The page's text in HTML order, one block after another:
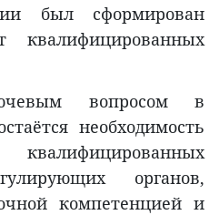
был сформирован
квалифицированных
вопросом в
необходимость
органов,
компетенцией и